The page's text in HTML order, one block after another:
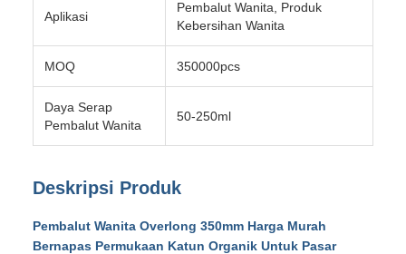
Aplikasi
Pembalut Wanita, Produk
Kebersihan Wanita
MOQ 350000pcs
Daya Serap
Pembalut Wanita
50-250ml
Deskripsi Produk
Pembalut Wanita Overlong 350mm Harga Murah
Bernapas Permukaan Katun Organik Untuk Pasar